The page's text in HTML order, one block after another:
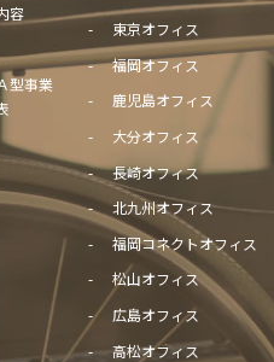
容
型事業
東京オフィス
福岡オフィス
鹿児島オフィス
大分オフィス
長崎オフィス
北九州オフィス
福岡コネクトオフィス
松山オフィス
広島オフィス
高松オフィス